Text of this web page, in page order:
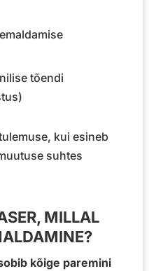
tõendi
kui esineb
suhtes
MILLAL
kõige paremini